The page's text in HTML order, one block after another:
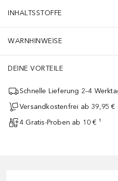
INHALTSSTOFFE
WARNHINWEISE
DEINE VORTEILE
Schnelle Lieferung 2–4
Versandkostenfrei ab 39,95 €
4 Gratis-Proben ab 10 € ¹